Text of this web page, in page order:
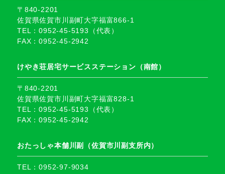
〒840-2201
佐賀県佐賀市川副町大字福富866-1
TEL：0952-45-5193（代表）
FAX：0952-45-2942
けやき荘居宅サービスステーション（南館）
〒840-2201
佐賀県佐賀市川副町大字福富828-1
TEL：0952-45-5193（代表）
FAX：0952-45-2942
おたっしゃ本舗川副（佐賀市川副支所内）
TEL：0952-97-9034